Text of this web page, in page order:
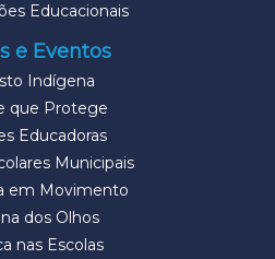
Educacionais
e Eventos
Indígena
que Protege
Educadoras
Municipais
em Movimento
dos Olhos
nas Escolas